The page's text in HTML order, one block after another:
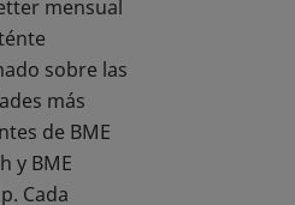
mensual
sobre las
más
de BME
y BME
Cada